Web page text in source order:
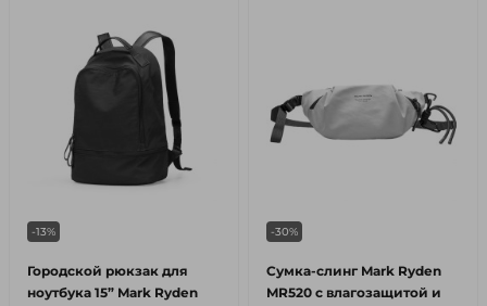
-13%
Городской рюкзак для
ноутбука 15” Mark Ryden
-30%
Сумка-слинг Mark Ryden
MR520 с влагозащитой и